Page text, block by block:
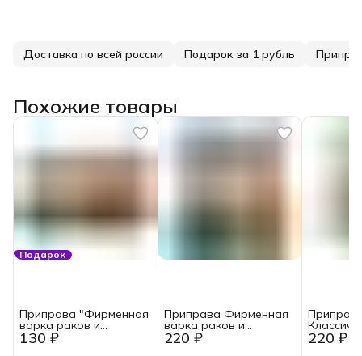
Доставка по всей россии Подарок за 1 рубль
Похожие товары
Подарок
130 ₽
Приправа "Фирменная
варка раков и
креветок" пакетик 50
гр.
220 ₽
Приправа Фирменная
варка раков и
креветок Специология
150 гр
220 ₽
раков и